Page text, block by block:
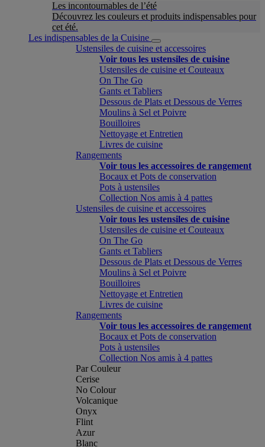
Les incontournables de l’été
Découvrez les couleurs et produits indispensables pour
cet été.
Les indispensables de la Cuisine
Ustensiles de cuisine et accessoires
Voir tous les ustensiles de cuisine
Ustensiles de cuisine et Couteaux
On The Go
Gants et Tabliers
Dessous de Plats et Dessous de Verres
Moulins à Sel et Poivre
Bouilloires
Nettoyage et Entretien
Livres de cuisine
Rangements
Voir tous les accessoires de rangement
Bocaux et Pots de conservation
Pots à ustensiles
Collection Nos amis à 4 pattes
Ustensiles de cuisine et accessoires
Voir tous les ustensiles de cuisine
Ustensiles de cuisine et Couteaux
On The Go
Gants et Tabliers
Dessous de Plats et Dessous de Verres
Moulins à Sel et Poivre
Bouilloires
Nettoyage et Entretien
Livres de cuisine
Rangements
Voir tous les accessoires de rangement
Bocaux et Pots de conservation
Pots à ustensiles
Collection Nos amis à 4 pattes
Par Couleur
Cerise
No Colour
Volcanique
Onyx
Flint
Azur
Blanc